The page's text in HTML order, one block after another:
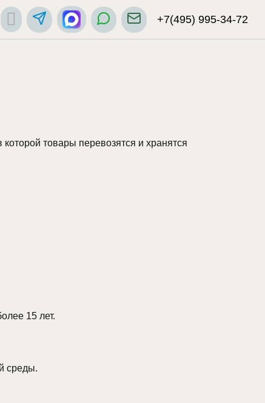
+7(495) 995-34-72
товары перевозятся и хранятся
15 лет.
среды.